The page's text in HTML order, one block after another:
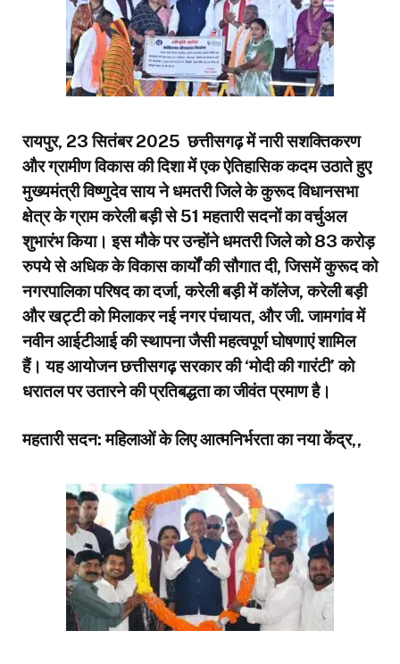
रायपुर, 23 सितंबर 2025 छत्तीसगढ़ में नारी सशक्तिकरण
और ग्रामीण विकास की दिशा में एक ऐतिहासिक कदम उठाते हुए
मुख्यमंत्री विष्णुदेव साय ने धमतरी जिले के कुरूद विधानसभा
क्षेत्र के ग्राम करेली बड़ी से 51 महतारी सदनों का वर्चुअल
शुभारंभ किया। इस मौके पर उन्होंने धमतरी जिले को 83 करोड़
रुपये से अधिक के विकास कार्यों की सौगात दी, जिसमें कुरूद को
नगरपालिका परिषद का दर्जा, करेली बड़ी में कॉलेज, करेली बड़ी
और खट्टी को मिलाकर नई नगर पंचायत, और जी. जामगांव में
नवीन आईटीआई की स्थापना जैसी महत्वपूर्ण घोषणाएं शामिल
हैं। यह आयोजन छत्तीसगढ़ सरकार की ‘मोदी की गारंटी’ को
धरातल पर उतारने की प्रतिबद्धता का जीवंत प्रमाण है।
महतारी सदन: महिलाओं के लिए आत्मनिर्भरता का नया केंद्र,,